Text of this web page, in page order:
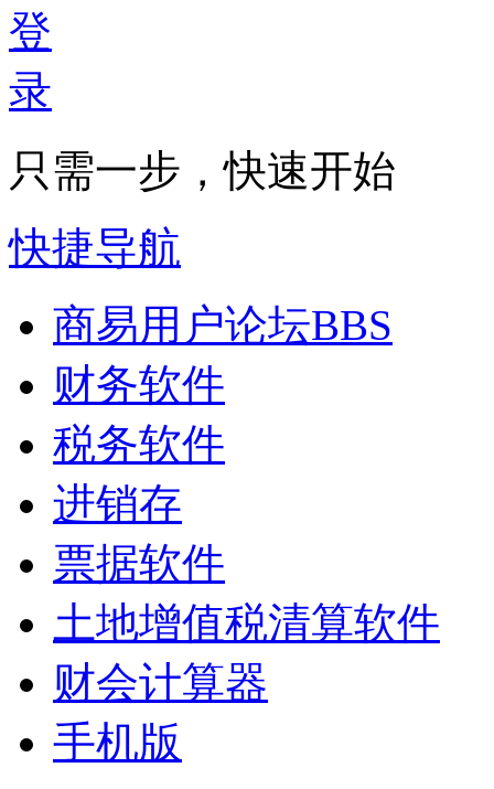
只需一步，快速开始
快捷导航
商易用户论坛BBS
财务软件
税务软件
进销存
票据软件
土地增值税清算软件
财会计算器
手机版